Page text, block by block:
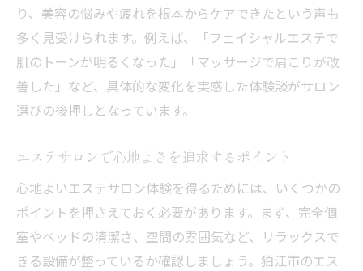
り、美容の悩みや疲れを根本からケアできたという声も
多く見受けられます。例えば、「フェイシャルエステで
肌のトーンが明るくなった」「マッサージで肩こりが改
善した」など、具体的な変化を実感した体験談がサロン
選びの後押しとなっています。
エステサロンで心地よさを追求するポイント
心地よいエステサロン体験を得るためには、いくつかの
ポイントを押さえておく必要があります。まず、完全個
室やベッドの清潔さ、空間の雰囲気など、リラックスで
きる設備が整っているか確認しましょう。狛江市のエス